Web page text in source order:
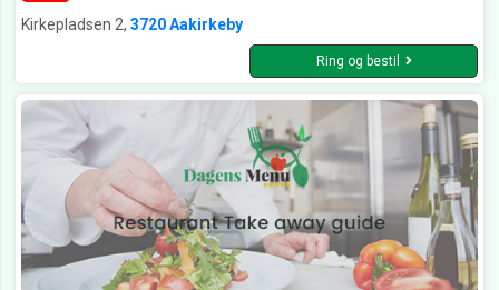
Kirkepladsen 2, 3720 Aakirkeby
Ring og bestil